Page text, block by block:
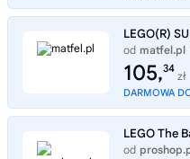
od matfel.pl
105,34
zł
DARMOWA
od